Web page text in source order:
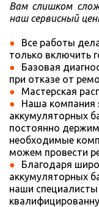
Вам слишком
наш сервисный
Все работы
только включить
Базовая
при отказе от
Мастерская
Наша компания
аккумуляторных
постоянно
необходимые
можем провести
Благодаря
аккумуляторных
наши